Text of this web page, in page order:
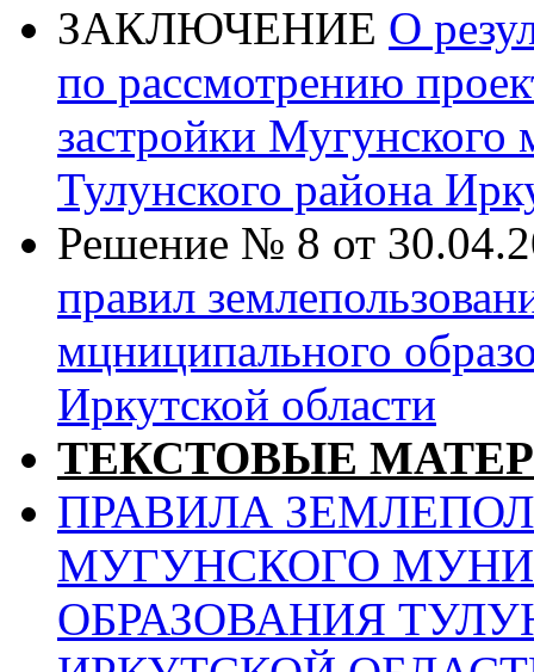
ЗАКЛЮЧЕНИЕ О
по рассмотрению
застройки Мугунского
Тулунского района
Решение № 8 от
правил
мцниципального
Иркутской области
ТЕКСТОВЫЕ
ПРАВИЛА
МУГУНСКОГО
ОБРАЗОВАНИЯ